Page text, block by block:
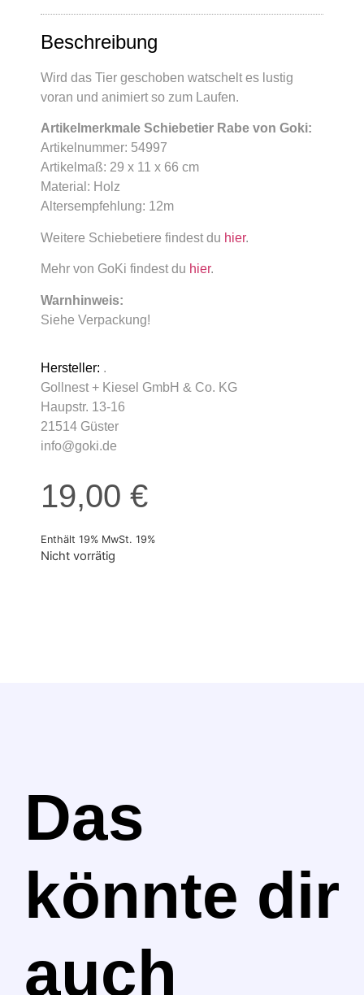
Beschreibung
Wird das Tier geschoben watschelt es lustig
voran und animiert so zum Laufen.
Artikelmerkmale Schiebetier Rabe von Goki:
Artikelnummer: 54997
Artikelmaß: 29 x 11 x 66 cm
Material: Holz
Altersempfehlung: 12m
Weitere Schiebetiere findest du hier.
Mehr von GoKi findest du hier.
Warnhinweis:
Siehe Verpackung!
Hersteller: .
Gollnest + Kiesel GmbH & Co. KG
Haupstr. 13-16
21514 Güster
info@goki.de
19,00 €
Enthält 19% MwSt. 19%
Nicht vorrätig
Das
könnte dir
auch